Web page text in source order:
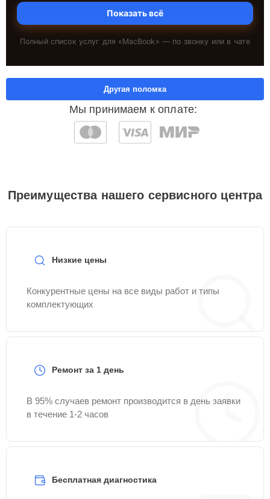
Показать всё
Полный список услуг для «MacBook » — по звонку или в чате
Мы принимаем к оплате:
Другая поломка
Преимущества нашего сервисного центра
Низкие цены
Конкурентные цены на все виды работ и типы
комплектующих
Ремонт за 1 день
В 95% случаев ремонт производится в день заявки
в течение 1-2 часов
Бесплатная диагностика